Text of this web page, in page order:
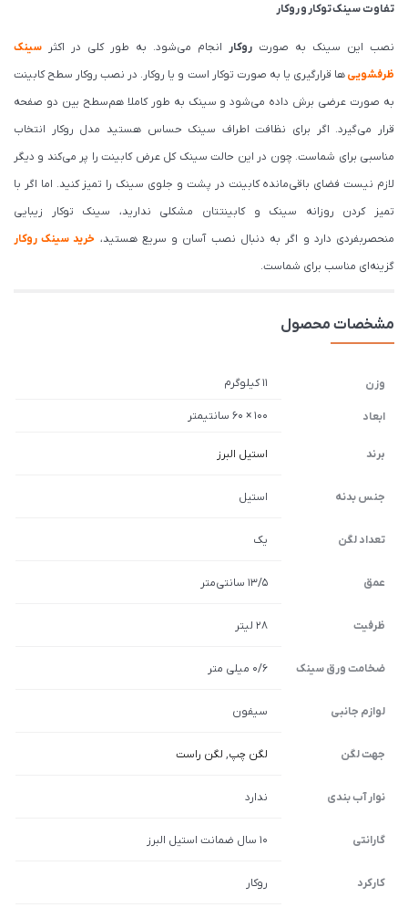
تفاوت سینک توکار و روکار
نصب این سینک به صورت روکار انجام می‌شود. به طور کلی در اکثر سینک‌
ظرفشوییها قرارگیری یا به صورت توکار است و یا روکار. در نصب روکار سطح کابینت
به صورت عرضی برش داده می‌شود و سینک به طور کاملا هم‌سطح بین دو صفحه
قرار می‌گیرد. اگر برای نظافت اطراف سینک حساس هستید مدل روکار انتخاب
مناسبی برای شماست. چون در این حالت سینک کل عرض کابینت را پر می‌کند و دیگر
لازم نیست فضای باقی‌مانده کابینت در پشت و جلوی سینک را تمیز کنید. اما اگر با
تمیز کردن روزانه سینک و کابینتتان مشکلی ندارید، سینک توکار زیبایی
منحصربفردی دارد و اگر به دنبال نصب آسان و سریع هستید، خرید سینک روکار
گزینه‌ای مناسب برای شماست.
مشخصات محصول
وزن 11 کیلوگرم
ابعاد 100 × 60 سانتیمتر
برند استیل البرز
جنس بدنه استیل
تعداد لگن یک
عمق 13/5 سانتی‌متر
ظرفیت 28 لیتر
ضخامت ورق سینک 0/6 میلی متر
لوازم جانبی سیفون
جهت لگن لگن چپ, لگن راست
نوار آب بندی ندارد
گارانتی 10 سال ضمانت استیل البرز
کارکرد روکار